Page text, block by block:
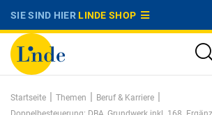
SIE SIND HIERLINDE SHOP
Startseite | Themen | Beruf & Karriere |